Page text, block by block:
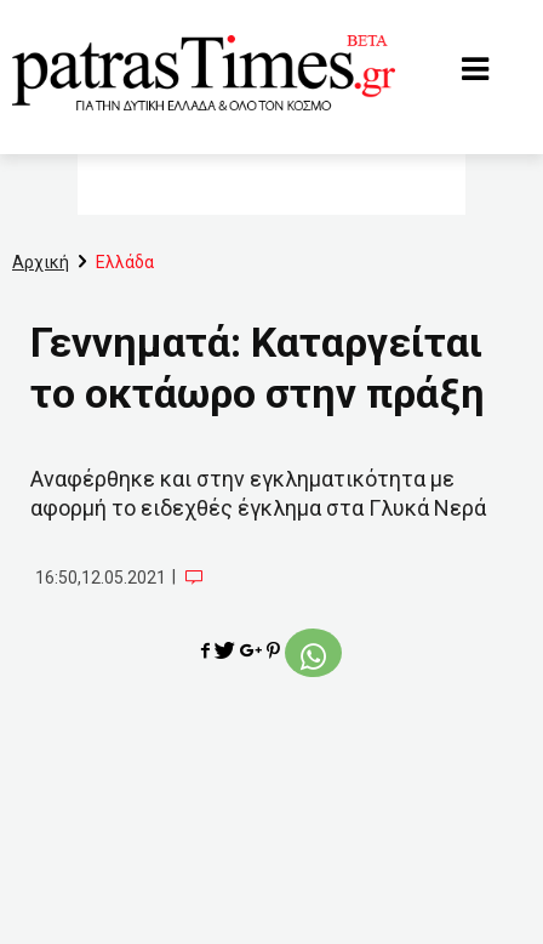
Αρχική Ελλάδα
Γεννηματά: Καταργείται
το οκτάωρο στην πράξη
Αναφέρθηκε και στην εγκληματικότητα με
αφορμή το ειδεχθές έγκλημα στα Γλυκά Νερά
16:50,12.05.2021